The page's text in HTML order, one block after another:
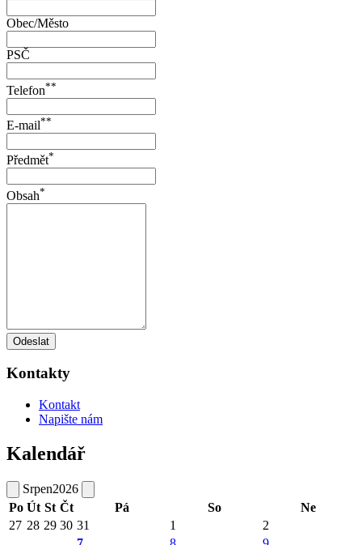
Obec/Město
PSČ
Telefon**
E-mail**
Předmět*
Obsah*
Odeslat
Kontakty
Kontakt
Napište nám
Kalendář
Srpen2026
Po Út St Čt Pá So
Ne
27 28 29 30 31 1
2